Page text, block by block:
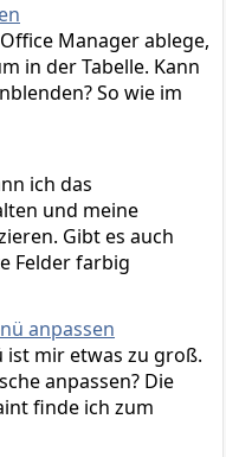
Manager ablege,
in der Tabelle. Kann
So wie im
ich das
und meine
Gibt es auch
Felder farbig
anpassen
ist mir etwas zu groß.
anpassen? Die
finde ich zum